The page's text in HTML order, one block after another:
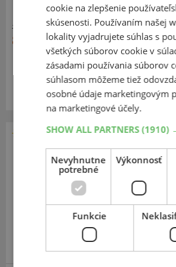
157,44 €
89,00 €
SKLADOM Expedujeme budúci
Na predajni v Bratislave do 2
Centrálny sklad 20 ks.
Barum
Vanis 3
215 R15 109/
cookie na zlepšenie
skúsenosti. Používaním našej
lokality vyjadrujete súhlas s
všetkých súborov cookie v
zásadami používania súborov
súhlasom môžeme tiež
osobné údaje marketingovým
na marketingové účely.
SHOW ALL PARTNERS(1910)
Nevyhnutne
potrebné
Výkonnosť
Funkcie